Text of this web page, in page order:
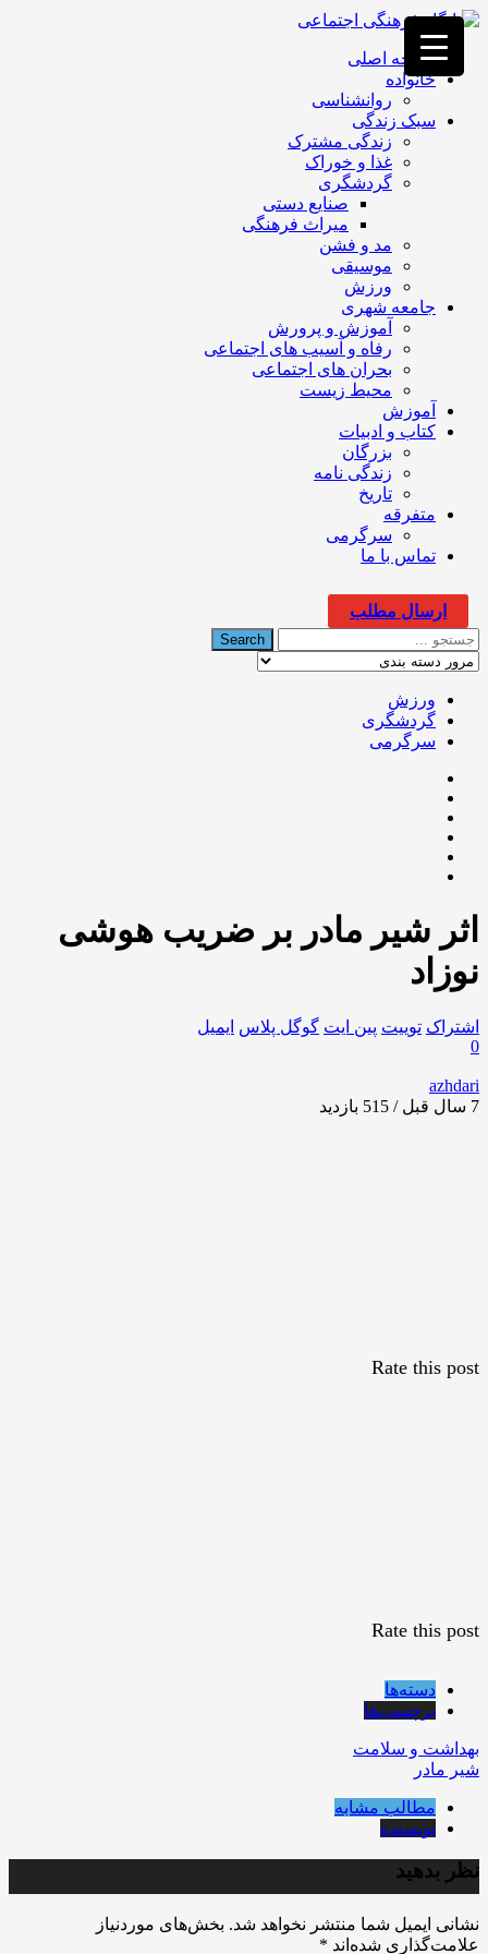
فصد
خون
غرب
تهران
خشکشویی
تصفیه
تهران
صفحه اصلی
خانواده
روانشناسی
سبک زندگی
زندگی مشترک
غذا و خوراک
گردشگری
صنایع دستی
میراث فرهنگی
مد و فشن
موسیقی
ورزش
جامعه شهری
آموزش و پرورش
رفاه و آسیب های اجتماعی
بحران های اجتماعی
محیط زیست
آموزش
کتاب و ادبیات
بزرگان
زندگی نامه
تاریخ
متفرقه
سرگرمی
تماس با ما
ارسال مطلب
ورزش
گردشگری
سرگرمی
اثر شیر مادر بر ضریب هوشی
نوزاد
اشتراک توییت پین ایت گوگل‌ پلاس ایمیل
0
azhdari
7 سال قبل / 515
بازدید
Rate this post
Rate this post
دسته‌ها
برچسب‌ها
بهداشت و سلامت
شیر مادر
مطالب مشابه
نویسنده
نظر بدهید
نشانی ایمیل شما منتشر نخواهد شد. بخش‌های موردنیاز
علامت‌گذاری شده‌اند *